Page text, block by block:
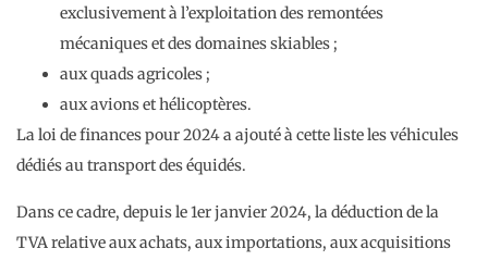
exclusivement à l’exploitation des remontées
mécaniques et des domaines skiables ;
aux quads agricoles ;
aux avions et hélicoptères.
La loi de finances pour 2024 a ajouté à cette liste les véhicules
dédiés au transport des équidés.
Dans ce cadre, depuis le 1er janvier 2024, la déduction de la
TVA relative aux achats, aux importations, aux acquisitions